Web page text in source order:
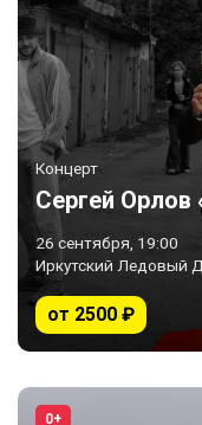
Концерт
Сергей Орлов
26 сентября, 19:00
Иркутский Ледовый
от 2500 ₽
0+